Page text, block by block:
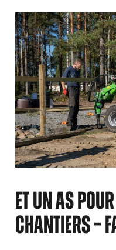
ET UN AS
CHANTIERS –